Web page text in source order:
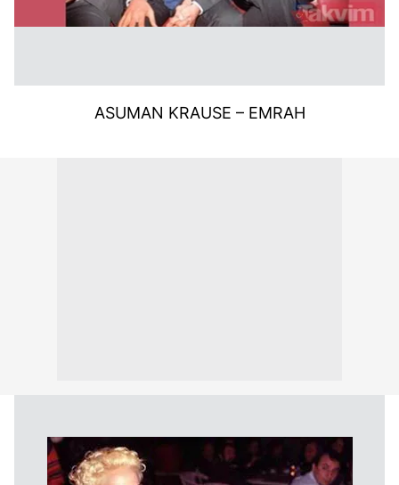
hazırlanmış Aydınlatma Metnimizi okumak ve sitemizde
ilgili mevzuata uygun olarak kullanılan çerezlerle ilgili bilgi
ASUMAN KRAUSE – EMRAH